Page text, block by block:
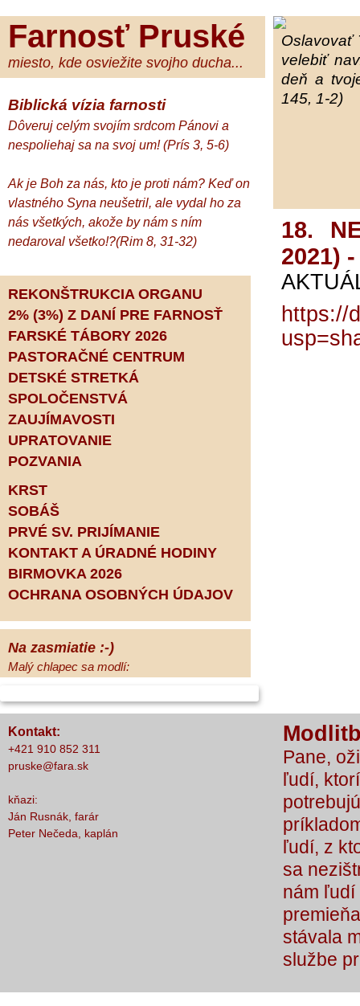
Farnosť Pruské
miesto, kde osviežite svojho ducha...
Biblická vízia farnosti
Dôveruj celým svojím srdcom Pánovi a
nespoliehaj sa na svoj um! (Prís 3, 5-6)
Ak je Boh za nás, kto je proti nám? Keď on
vlastného Syna neušetril, ale vydal ho za
nás všetkých, akože by nám s ním
nedaroval všetko!?(Rim 8, 31-32)
REKONŠTRUKCIA ORGANU
2% (3%) Z DANÍ PRE FARNOSŤ
FARSKÉ TÁBORY 2026
PASTORAČNÉ CENTRUM
DETSKÉ STRETKÁ
SPOLOČENSTVÁ
ZAUJÍMAVOSTI
UPRATOVANIE
POZVANIA
KRST
SOBÁŠ
PRVÉ SV. PRIJÍMANIE
KONTAKT A ÚRADNÉ HODINY
BIRMOVKA 2026
OCHRANA OSOBNÝCH ÚDAJOV
Na zasmiatie :-)
Malý chlapec sa modlí:
mamičku a prosím aj za Teba, Pane Bože,
nič nestalo, lebo čo by sme si bez Teba
počali?
Oslavovať
velebiť
deň a
145, 1-2)
18.
2021)
https://
Kontakt:
+421 910 852 311
pruske@fara.sk
kňazi:
Ján Rusnák, farár
Peter Nečeda, kaplán
Pane,
ľudí,
ľudí, z
sa
nám
stávala
službe